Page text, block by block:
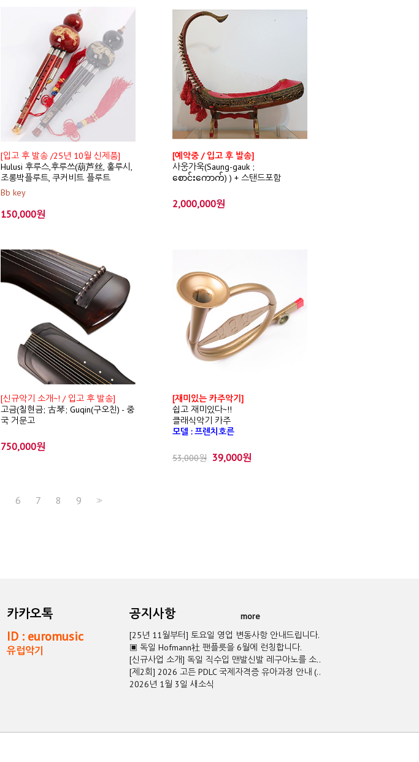
[입고 후 발송 /25년 10월 신제품]
Hulusi 후루스,후루쓰(葫芦丝, 훌루시,
조롱박플루트, 쿠커비트 플루트
Bb key
150,000원
[예악중 / 입고 후 발송]
사웅가욱(Saung-gauk ;
စောင်းကောက်) ) + 스탠드포함
2,000,000원
[신규악기 소개~! / 입고 후 발송]
고금(칠현금; 古琴; Guqin(구오친) - 중
국 거문고
750,000원
[재미있는 카주악기]
쉽고 재미있다~!!
클래식악기 카주
모델 : 프렌치호른
53,000원 39,000원
6 7 8 9 >>
카카오톡
ID : euromusic
유럽악기
공지사항
more
[25년 11월부터] 토요일 영업 변동사항 안내드립니다.
▣ 독일 Hofmann社 팬플릇을 6월에 런칭합니다.
[신규사업 소개] 독일 직수입 맨발신발 레구아노를 소..
[제2회] 2026 고든 PDLC 국제자격증 유아과정 안내 (..
2026년 1월 3일 새소식